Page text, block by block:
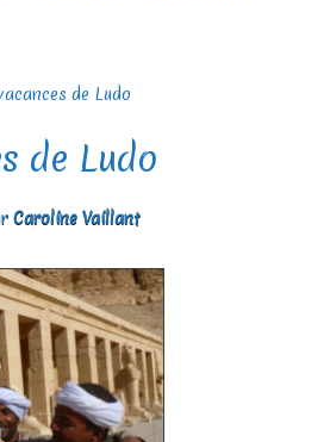
de Ludo
de Ludo
Caroline Vaillant